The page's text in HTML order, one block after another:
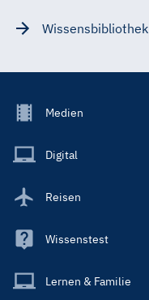
Wissensbibliothek
Footer
Main
Medien
Digital
Reisen
Wissenstest
Lernen & Familie